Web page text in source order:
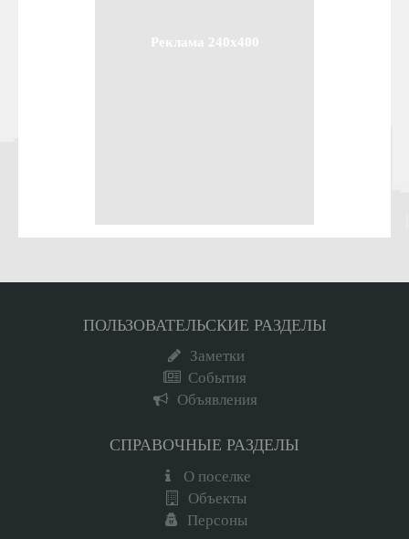
Реклама 240x400
ПОЛЬЗОВАТЕЛЬСКИЕ РАЗДЕЛЫ
Заметки
События
Объявления
СПРАВОЧНЫЕ РАЗДЕЛЫ
О поселке
Объекты
Персоны